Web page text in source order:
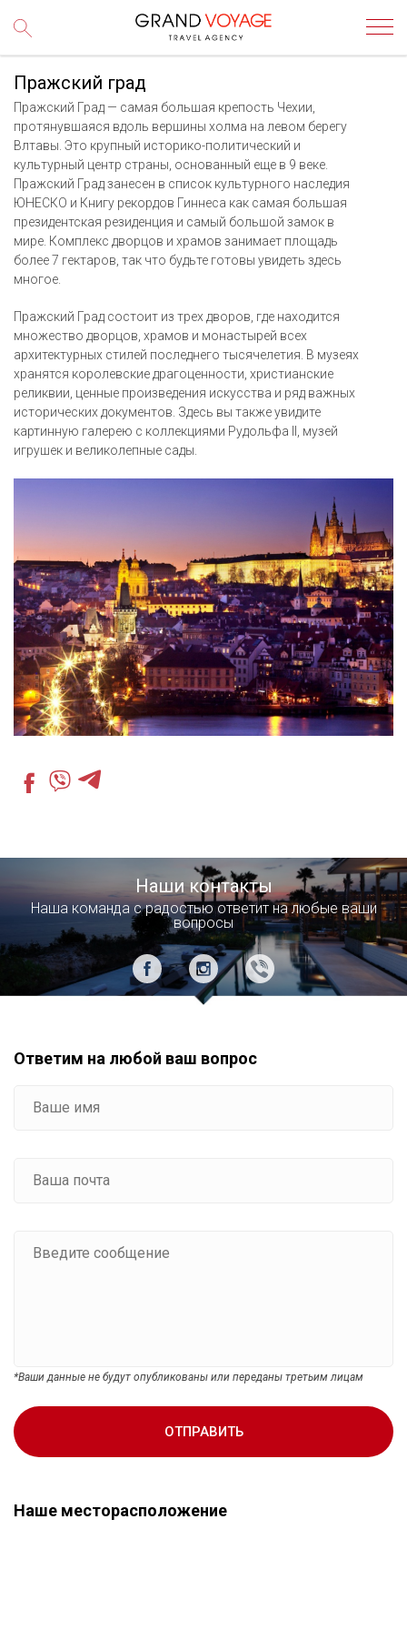
Пражский град
Пражский Град — самая большая крепость Чехии,
протянувшаяся вдоль вершины холма на левом берегу
Влтавы. Это крупный историко-политический и
культурный центр страны, основанный еще в 9 веке.
Пражский Град занесен в список культурного наследия
ЮНЕСКО и Книгу рекордов Гиннеса как самая большая
президентская резиденция и самый большой замок в
мире. Комплекс дворцов и храмов занимает площадь
более 7 гектаров, так что будьте готовы увидеть здесь
многое.
Пражский Град состоит из трех дворов, где находится
множество дворцов, храмов и монастырей всех
архитектурных стилей последнего тысячелетия. В музеях
хранятся королевские драгоценности, христианские
реликвии, ценные произведения искусства и ряд важных
исторических документов. Здесь вы также увидите
картинную галерею с коллекциями Рудольфа II, музей
игрушек и великолепные сады.
Наши контакты
Наша команда с радостью ответит на любые ваши
вопросы
Ответим на любой ваш вопрос
*Ваши данные не будут опубликованы или переданы третьим лицам
ОТПРАВИТЬ
Наше месторасположение